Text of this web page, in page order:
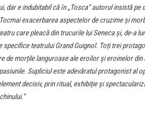
e indubitabil că în „Tosca” autorul insistă pe
exacerbarea aspectelor de cruzime și
care pleacă din trucurile lui Seneca și, de-a
specifice teatrului Grand Guignol. Toți trei
de morțile languroase ale eroilor și eroinelor din
Supliciul este adevăratul protagonist al
decisiv, prin ritual, exhibiție și